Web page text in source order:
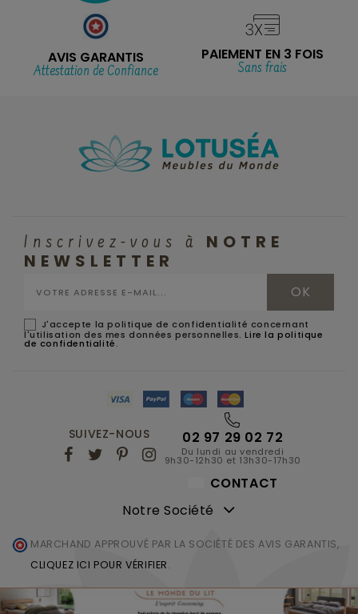
AVIS GARANTIS
Attestation de Confiance
PAIEMENT EN 3 FOIS
Sans frais
Inscrivez-vous à
NOTRE
NEWSLETTER
J'accepte la politique de confidentialité concernant
l'utilisation des mes données personnelles.Lire la politique
de confidentialité.
SUIVEZ-NOUS 02 97 29 02 72
Du lundi au vendredi
9h30-12h30 et 13h30-17h30
CONTACT
Notre Société
MARCHAND APPROUVÉ PAR LA SOCIÉTÉ DES AVIS GARANTIS,
CLIQUEZ ICI POUR VÉRIFIER.